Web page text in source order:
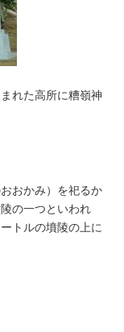
れた高所に糟嶺神
おかみ）を祀るか
の一つといわれ
トルの墳陵の上に